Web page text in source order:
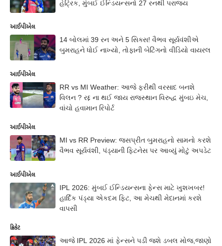
હેટ્રિક, મુંબઈ ઈન્ડિયન્સનો 27 રનથી પરાજય
આઈપીએલ
14 બોલમાં 39 રન અને 5 સિક્સ! વૈભવ સૂર્યવંશીએ
બુમરાહને ધોઈ નાખ્યો, તોફાની બેટિંગનો વીડિયો વાયરલ
આઈપીએલ
RR vs MI Weather: આજે ફરીથી વરસાદ બનશે
વિલન ? રદ્દ ના થઈ જાય રાજસ્થાન વિરુદ્ધ મુંબઇ મેચ,
વાંચો હવામાન રિપોર્ટ
આઈપીએલ
MI vs RR Preview: જસપ્રીત બુમરાહનો સામનો કરશે
વૈભવ સૂર્યવંશી, પંડ્યાની ફિટનેસ પર આવ્યું મોટું અપડેટ
આઈપીએલ
IPL 2026: મુંબઈ ઈન્ડિયન્સના ફેન્સ માટે ખુશખબર!
હાર્દિક પંડ્યા એકદમ ફિટ, આ મેચથી મેદાનમાં કરશે
વાપસી
ક્રિકેટ
આજે IPL 2026 માં ફેન્સને પડી જશે ડબલ મોજ,જાણો